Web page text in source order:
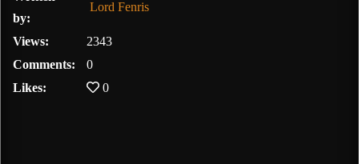
by:
Lord Fenris
Views:
2343
Comments:
0
Likes:
0